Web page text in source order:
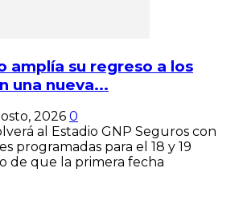
amplía su regreso a los
una nueva...
2026 0
al Estadio GNP Seguros con
programadas para el 18 y 19
de que la primera fecha